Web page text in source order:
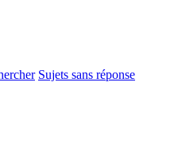
Sujets sans réponse